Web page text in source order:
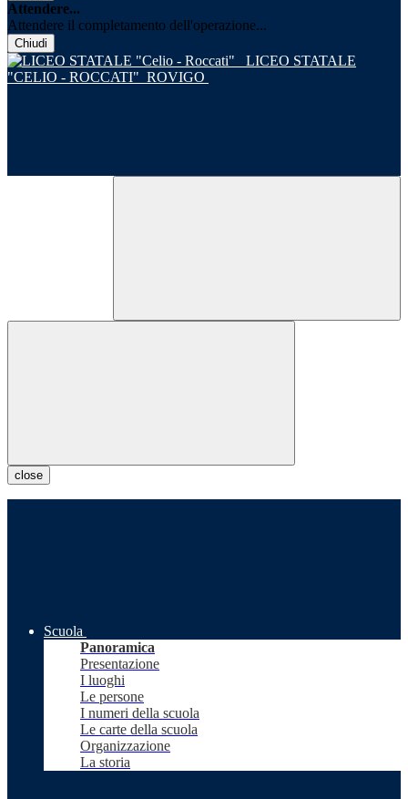
Attendere...
Attendere il completamento dell'operazione...
Chiudi
LICEO STATALE
"CELIO - ROCCATI" ROVIGO
close
Scuola
Panoramica
Presentazione
I luoghi
Le persone
I numeri della scuola
Le carte della scuola
Organizzazione
La storia